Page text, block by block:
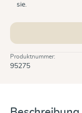
sie.
Produktnummer:
95275